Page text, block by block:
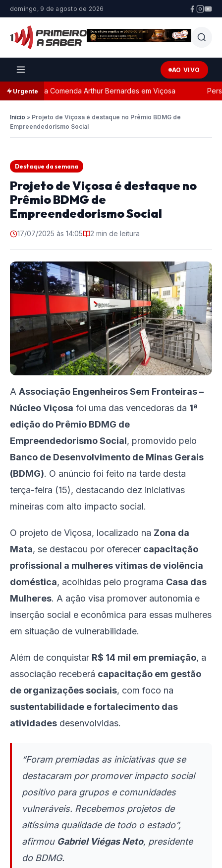
domingo, 9 de agosto de 2026
AO VIVO
Urgente
com a Comenda Arthur Bernardes em Viçosa
Início » Projeto de Viçosa é destaque no Prêmio BDMG de
Empreendedorismo Social
Destaque da semana
Projeto de Viçosa é destaque no
Prêmio BDMG de
Empreendedorismo Social
17/07/2025 às 14:05 2 min de leitura
A Associação Engenheiros Sem Fronteiras –
Núcleo Viçosa foi uma das vencedoras da 1ª
edição do Prêmio BDMG de
Empreendedorismo Social, promovido pelo
Banco de Desenvolvimento de Minas Gerais
(BDMG). O anúncio foi feito na tarde desta
terça-feira (15), destacando dez iniciativas
mineiras com alto impacto social.
O projeto de Viçosa, localizado na Zona da
Mata, se destacou por oferecer capacitação
profissional a mulheres vítimas de violência
doméstica, acolhidas pelo programa Casa das
Mulheres. A ação visa promover autonomia e
inserção social e econômica para essas mulheres
em situação de vulnerabilidade.
Além de conquistar R$ 14 mil em premiação, a
associação receberá capacitação em gestão
de organizações sociais, com foco na
sustentabilidade e fortalecimento das
atividades desenvolvidas.
“Foram premiadas as iniciativas que se
destacaram por promover impacto social
positivo para grupos e comunidades
vulneráveis. Recebemos projetos de
altíssima qualidade de todo o estado”,
afirmou Gabriel Viégas Neto, presidente
do BDMG.